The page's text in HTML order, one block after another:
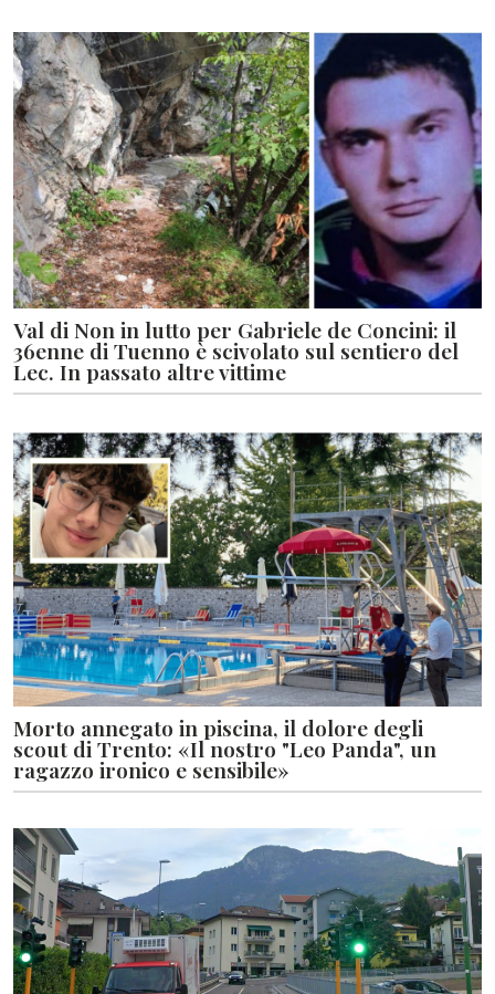
Val di Non in lutto per Gabriele de Concini: il
36enne di Tuenno è scivolato sul sentiero del
Lec. In passato altre vittime
Morto annegato in piscina, il dolore degli
scout di Trento: «Il nostro "Leo Panda", un
ragazzo ironico e sensibile»